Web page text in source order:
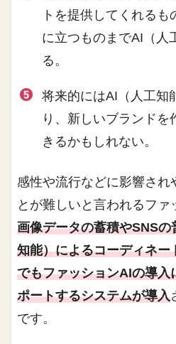
トを提供してくれる
に立つものまでAI（人
る。
将来的にはAI（人工知
り、新しいブランド
きるかもしれない。
感性や流行などに影響され
とが難しいと言われるファ
画像データの蓄積やSNS
知能）によるコーディネー
でもファッションAIの導入
ポートするシステムが導入
です。